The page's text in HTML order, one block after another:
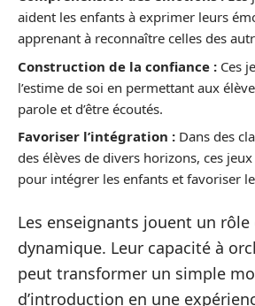
aident les enfants à exprimer leurs
apprenant à reconnaître celles des
Construction de la confiance : Ces
l’estime de soi en permettant aux
parole et d’être écoutés.
Favoriser l’intégration : Dans des
des élèves de divers horizons, ces
pour intégrer les enfants et favoriser
Les enseignants jouent un
dynamique. Leur capacité à
peut transformer un simple
d’introduction en une